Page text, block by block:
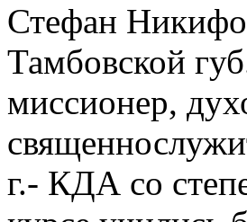
Стефан
Тамбовской
миссионер,
г.- КДА со